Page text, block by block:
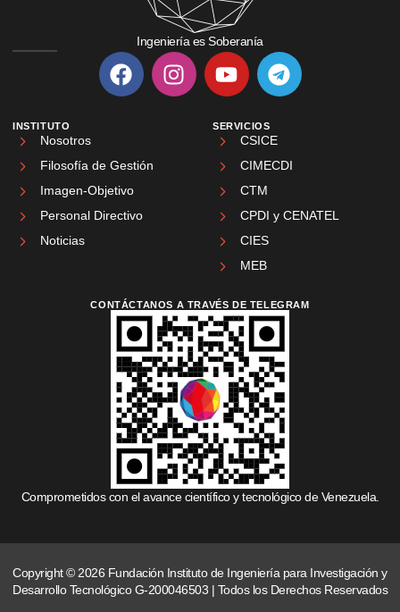
Ingeniería es Soberanía
INSTITUTO
Nosotros
Filosofía de Gestión
Imagen-Objetivo
Personal Directivo
Noticias
SERVICIOS
CSICE
CIMECDI
CTM
CPDI y CENATEL
CIES
MEB
CONTÁCTANOS A TRAVÉS DE TELEGRAM
Comprometidos con el avance científico y tecnológico de Venezuela.
Copyright © 2026 Fundación Instituto de Ingeniería para Investigación y
Desarrollo Tecnológico G-200046503 | Todos los Derechos Reservados